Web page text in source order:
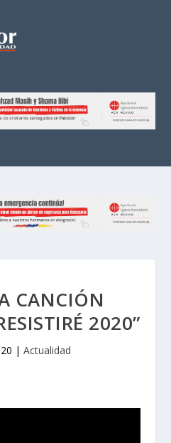
CANCIÓN
2020”
| Actualidad